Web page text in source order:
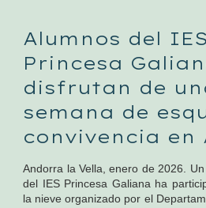
Alumnos del IES
Princesa
disfrutan de
semana de
convivencia en
Andorra la Vella, enero de 2026.
del IES Princesa Galiana ha
la nieve organizado por el